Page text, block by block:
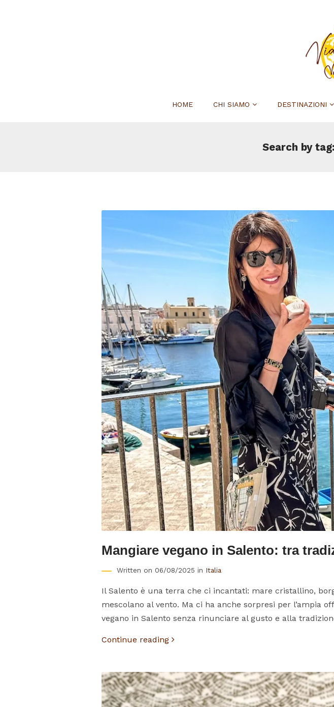
HOME CHI SIAMO DESTINAZIONI
Search by
Mangiare vegano in Salento: tra
Written on 06/08/2025 in Italia
Il Salento è una terra che ci incantati: mare cristallino,
mescolano al vento. Ma ci ha anche sorpresi per l’ampia
vegano in Salento senza rinunciare al gusto e alla
Continue reading